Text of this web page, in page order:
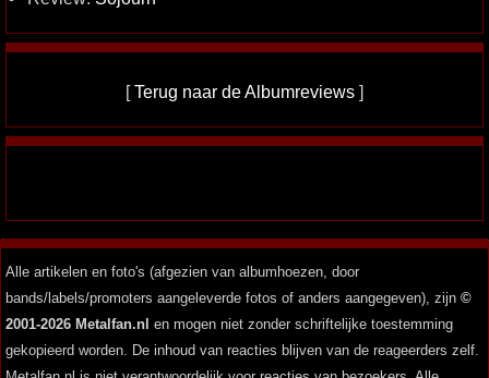
[Terug naar de Albumreviews ]
Alle artikelen en foto's (afgezien van albumhoezen, door
bands/labels/promoters aangeleverde fotos of anders aangegeven), zijn ©
2001-2026 Metalfan.nl en mogen niet zonder schriftelijke toestemming
gekopieerd worden. De inhoud van reacties blijven van de reageerders zelf.